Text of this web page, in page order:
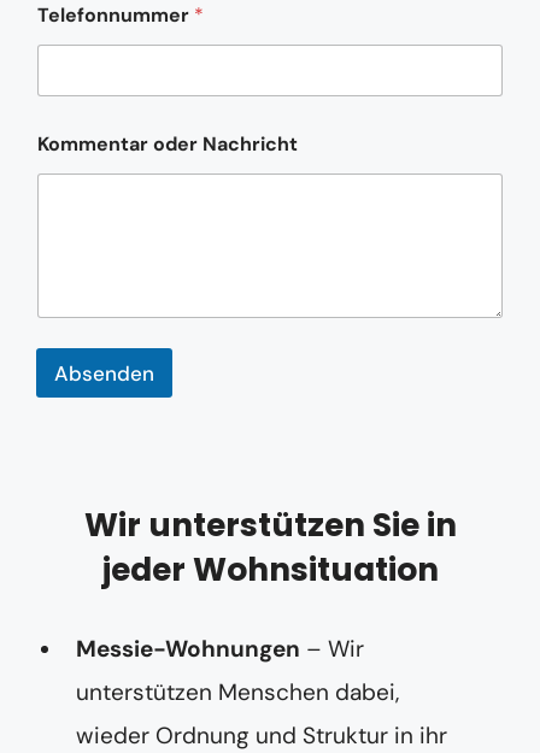
Telefonnummer *
o
m
a
e
Kommentar oder Nachricht
Absenden
Wir unterstützen Sie in
jeder Wohnsituation
Messie-Wohnungen – Wir
unterstützen Menschen dabei,
wieder Ordnung und Struktur in ihr